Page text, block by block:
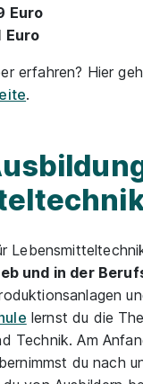
Euro
Euro
erfahren? Hier
.
und in der
lernst du die
Technik. Am
du nach